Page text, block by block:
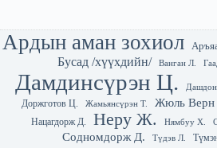
Ардын аман зохиол
Бусад /хүүхдийн/ Ванган Л.
Дамдинсүрэн Ц.
Доржготов Ц.
Жамьянсүрэн Т. Жюль Верн
Нацагдорж Д. Неру Ж. Нямбуу Х.
Содномдорж Д. Түдэв Л.